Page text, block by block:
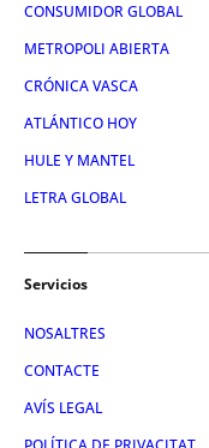
CONSUMIDOR GLOBAL
METROPOLI ABIERTA
CRÓNICA VASCA
ATLÁNTICO HOY
HULE Y MANTEL
LETRA GLOBAL
Servicios
NOSALTRES
CONTACTE
AVÍS LEGAL